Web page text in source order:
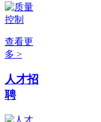
查看更
多 >
人才招
聘